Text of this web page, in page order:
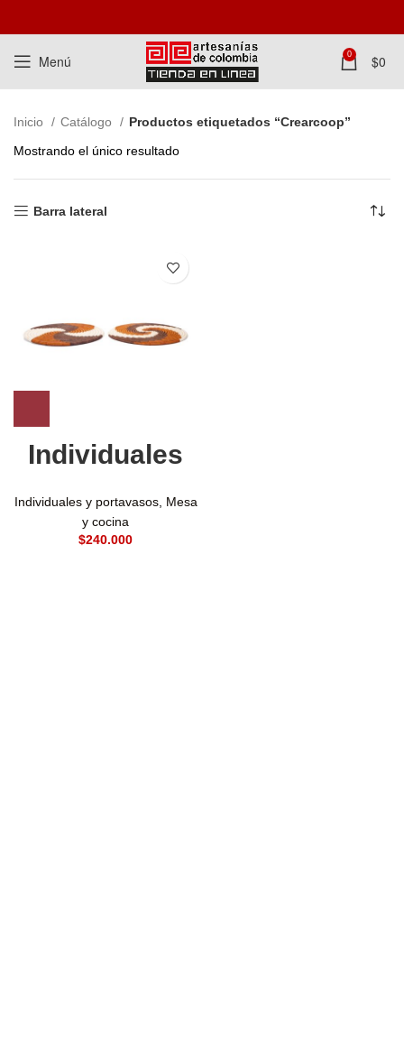
Menú 0 $0
Inicio Catálogo
Productos etiquetados “Crearcoop”
Mostrando el único resultado
Barra lateral
Individuales
Individuales y portavasos, Mesa
y cocina
$